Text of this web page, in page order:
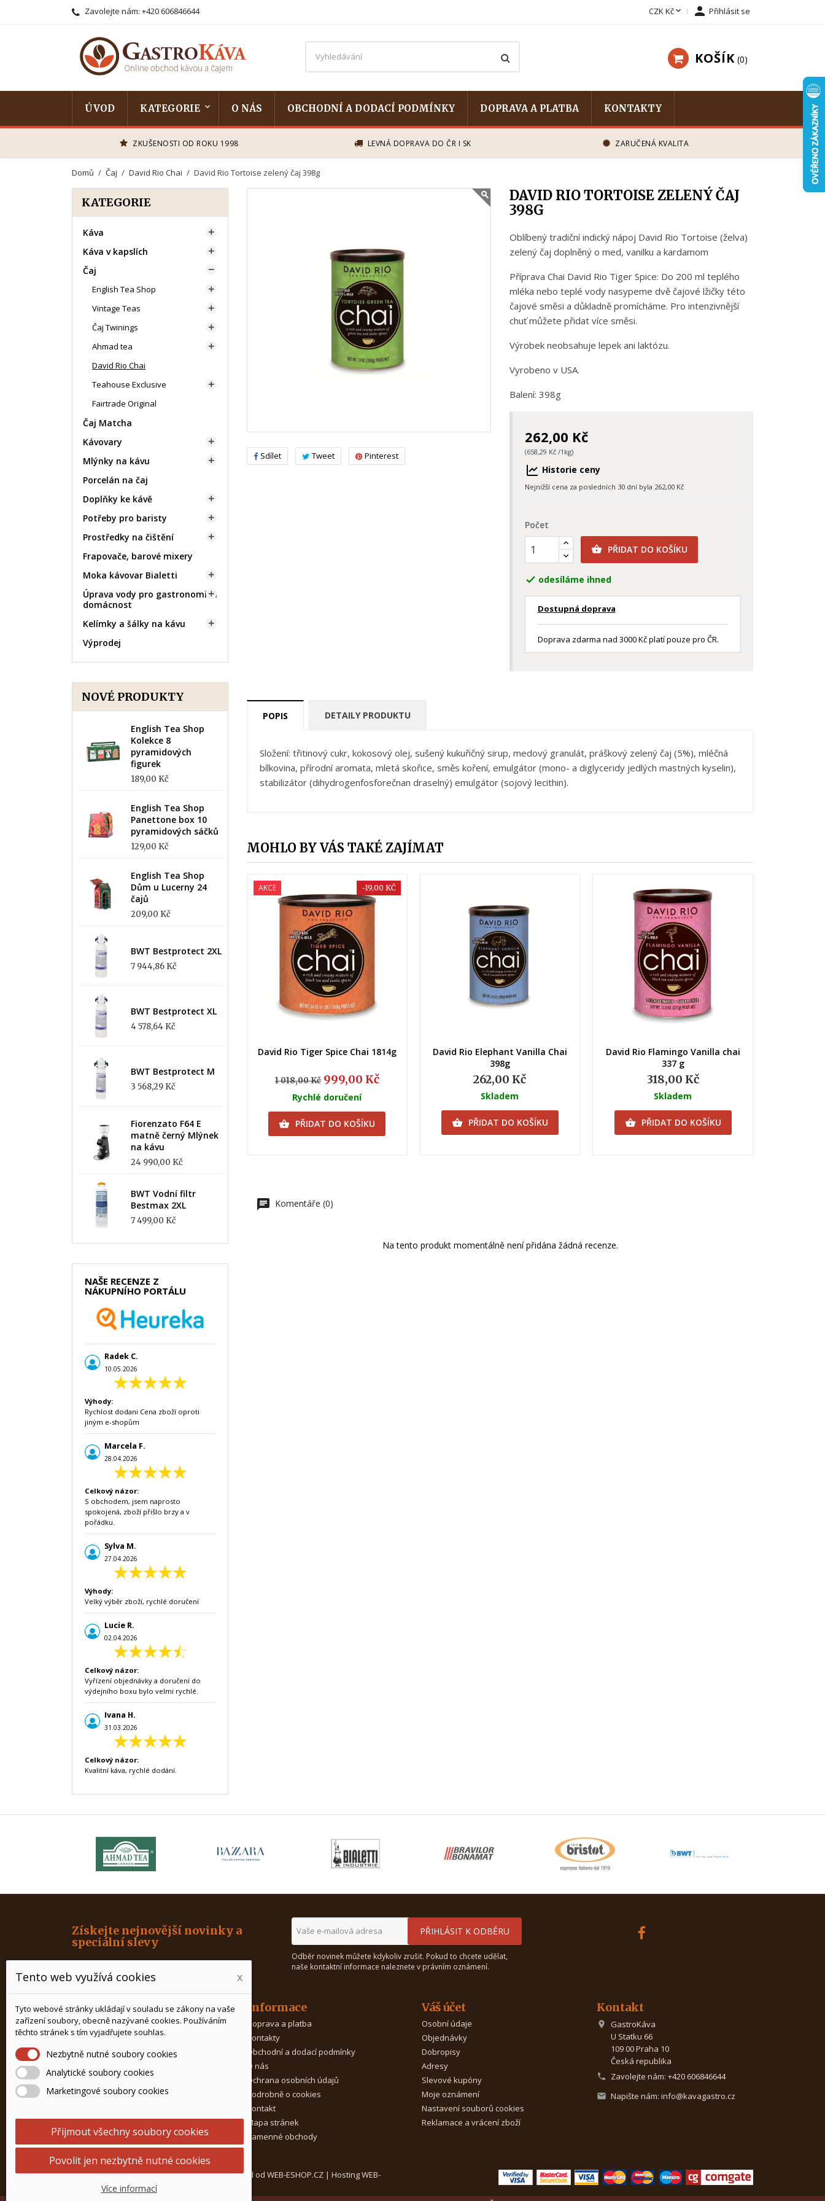
Zavolejte nám: +420 606846644 CZK Kč  Přihlásit se
KOŠÍK 0
ÚVOD KATEGORIE O NÁS OBCHODNÍ A DODACÍ PODMÍNKY DOPRAVA A PLATBA KONTAKTY
ZKUŠENOSTI OD ROKU 1998 LEVNÁ DOPRAVA DO ČR I SK ZARUČENÁ KVALITA
Domů Čaj David Rio Chai David Rio Tortoise zelený čaj 398g
KATEGORIE
Káva 
Káva v kapslích 
Čaj 
English Tea Shop 
Vintage Teas 
Čaj Twinings 
Ahmad tea 
David Rio Chai
Teahouse Exclusive

Fairtrade Original
Čaj Matcha
Kávovary

Mlýnky na kávu 
Porcelán na čaj
Doplňky ke kávě

Potřeby pro baristy 
Prostředky na čištění 
Frapovače, barové mixery
Moka kávovar Bialetti

Úprava vody pro gastronomii a
domácnost

Kelímky a šálky na kávu 
Výprodej
NOVÉ PRODUKTY
English Tea Shop
Kolekce 8
pyramidových
figurek
189,00 Kč
English Tea Shop
Panettone box 10
pyramidových sáčků
129,00 Kč
English Tea Shop
Dům u Lucerny 24
čajů
209,00 Kč
BWT Bestprotect 2XL
7 944,86 Kč
BWT Bestprotect XL
4 578,64 Kč
BWT Bestprotect M
3 568,29 Kč
Fiorenzato F64 E
matně černý Mlýnek
na kávu
24 990,00 Kč
BWT Vodní filtr
Bestmax 2XL
7 499,00 Kč
NAŠE RECENZE Z
NÁKUPNÍHO PORTÁLU
Radek C.
10.05.2026
Výhody:
Rychlost dodani Cena zboží oproti
jiným e-shopům
Marcela F.
28.04.2026
Celkový názor:
S obchodem, jsem naprosto
spokojená, zboží přišlo brzy a v
pořádku.
Sylva M.
27.04.2026
Výhody:
Velký výběr zboží, rychlé doručení
Lucie R.
02.04.2026
Celkový názor:
Vyřízení objednávky a doručení do
výdejního boxu bylo velmi rychlé.
Ivana H.
31.03.2026
Celkový názor:
Kvalitní káva, rychlé dodání.
Sdílet Tweet Pinterest
DAVID RIO TORTOISE ZELENÝ ČAJ
398G
Oblíbený tradiční indický nápoj David Rio Tortoise (želva)
zelený čaj doplněný o med, vanilku a kardamom
Příprava Chai David Rio Tiger Spice: Do 200 ml teplého
mléka nebo teplé vody nasypeme dvě čajové lžičky této
čajové směsi a důkladně promícháme. Pro intenzivnější
chuť můžete přidat více směsi.
Výrobek neobsahuje lepek ani laktózu.
Vyrobeno v USA.
Balení: 398g
262,00 Kč
(658,29 Kč /1kg)
Historie ceny
Nejnižší cena za posledních 30 dní byla 262,00 Kč
Počet
 PŘIDAT DO KOŠÍKU
 odesíláme ihned
Dostupná doprava
Doprava zdarma nad 3000 Kč platí pouze pro ČR.
POPIS DETAILY PRODUKTU
Složení: třitinový cukr, kokosový olej, sušený kukuřičný sirup, medový granulát, práškový zelený čaj (5%), mléčná
bílkovina, přírodní aromata, mletá skořice, směs koření, emulgátor (mono- a diglyceridy jedlých mastných kyselin),
stabilizátor (dihydrogenfosforečnan draselný) emulgátor (sojový lecithin).
MOHLO BY VÁS TAKÉ ZAJÍMAT
AKCE
Rychlý náhled
(2)
David Rio Tiger Spice Chai 1814g
1 018,00 Kč
-19,00 KČ
999,00 Kč
Rychlé doručení
 PŘIDAT DO KOŠÍKU
Rychlý náhled
(2)
David Rio Elephant Vanilla Chai
398g
262,00 Kč
Skladem
 PŘIDAT DO KOŠÍKU
Rychlý náhled
(1)
David Rio Flamingo Vanilla chai
337 g
318,00 Kč
Skladem
 PŘIDAT DO KOŠÍKU
Komentáře (0)
Na tento produkt momentálně není přidána žádná recenze.
Získejte nejnovější novinky a
speciální slevy
Odběr novinek můžete kdykoliv zrušit. Pokud to chcete udělat,
naše kontaktní informace naleznete v právním oznámení.
Produkty
Káva
Čaj
Kávovary
Porcelán na čaj
Doplňky ke kávě
Prostředky na čištění
Informace
Doprava a platba
Kontakty
Obchodní a dodací podmínky
O nás
Ochrana osobních údajů
Podrobně o cookies
Kontakt
Mapa stránek
Kamenné obchody
Váš účet
Osobní údaje
Objednávky
Dobropisy
Adresy
Slevové kupóny
Moje oznámení
Nastavení souborů cookies
Reklamace a vrácení zboží
Kontakt

GastroKáva
U Statku 66
109 00 Praha 10
Česká republika
 Zavolejte nám: +420 606846644
 Napište nám: info@kavagastro.cz
© 2015-2026 Kavagastro.cz |Internetový obchod od WEB-ESHOP.CZ | Hosting WEB-
PARTNER.CZ
Tento web využívá cookies x
Tyto webové stránky ukládají v souladu se zákony na vaše
zařízení soubory, obecně nazývané cookies. Používáním
těchto stránek s tím vyjadřujete souhlas.
Nezbytně nutné soubory cookies
Analytické soubory cookies
Marketingové soubory cookies
Přijmout všechny soubory cookies
Povolit jen nezbytně nutné cookies
Více informací